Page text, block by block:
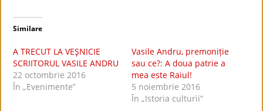
Similare
A TRECUT LA VEŞNICIE
SCRIITORUL VASILE ANDRU
22 octombrie 2016
În „Evenimente”
Vasile Andru, premoniție
sau ce?: A doua patrie a
mea este Raiul!
5 noiembrie 2016
În „Istoria culturii”